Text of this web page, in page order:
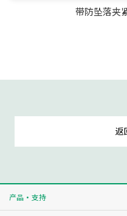
带防坠落夹
返
产品・支持